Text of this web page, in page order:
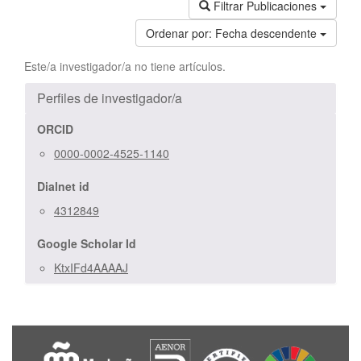
Filtrar Publicaciones
Ordenar por: Fecha descendente
Este/a investigador/a no tiene artículos.
Perfiles de investigador/a
ORCID
0000-0002-4525-1140
Dialnet id
4312849
Google Scholar Id
KtxIFd4AAAAJ